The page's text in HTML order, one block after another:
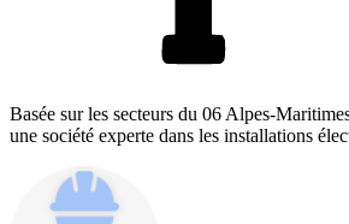
Basée sur les secteurs du 06 Alpes-
une société experte dans les installations